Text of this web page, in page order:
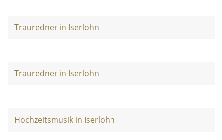
Trauredner in Iserlohn
Trauredner in Iserlohn
Hochzeitsmusik in Iserlohn